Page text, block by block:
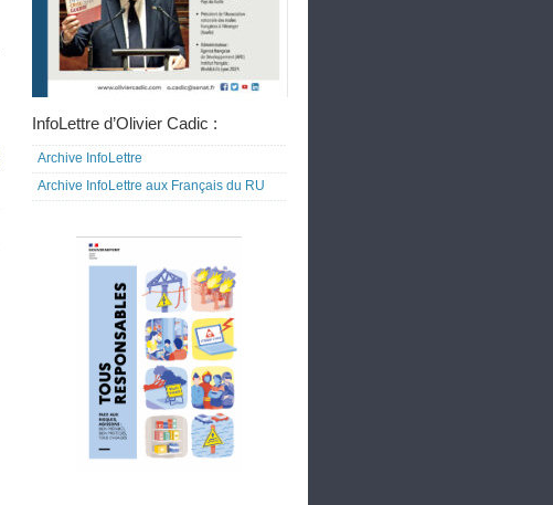
InfoLettre d’Olivier Cadic :
Archive InfoLettre
Archive InfoLettre aux Français du RU